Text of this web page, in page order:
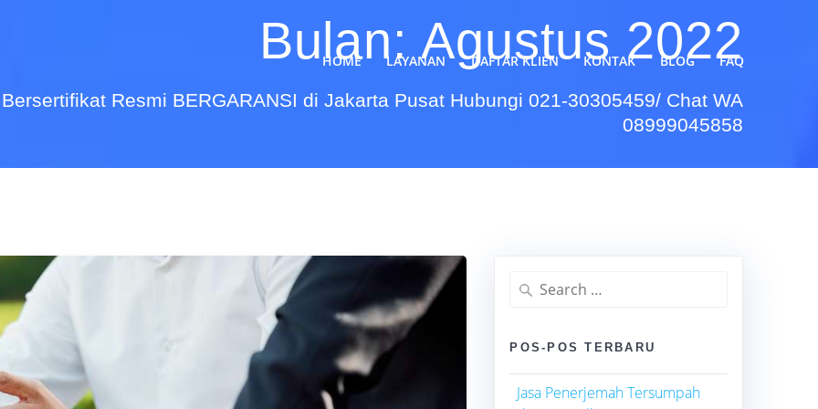
HOME LAYANAN DAFTAR KLIEN KONTAK BLOG FAQ
Bulan:Agustus 2022
Resmi BERGARANSI di Jakarta Pusat Hubungi 021-30305459/ Chat WA
08999045858
Search
for:
POS-POS TERBARU
Jasa Penerjemah Tersumpah